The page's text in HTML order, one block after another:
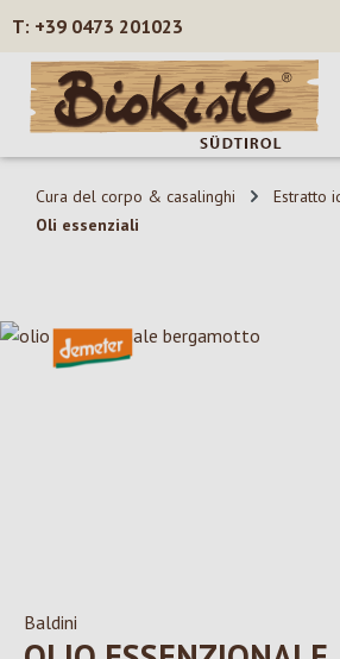
Passa al contenuto principale
+39 0473 201023
Cura del corpo & casalinghi
Estratto
Oli essenziali
Salta la galleria di immagini
Baldini